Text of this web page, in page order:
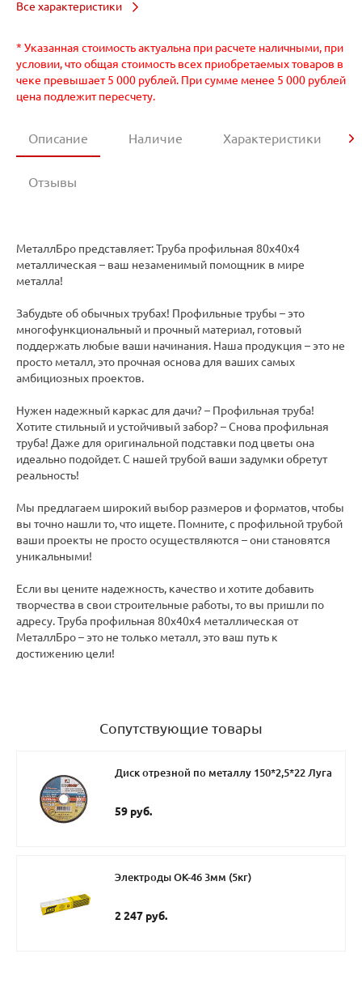
Все характеристики
* Указанная стоимость актуальна при расчете наличными, при
условии, что общая стоимость всех приобретаемых товаров в
чеке превышает 5 000 рублей. При сумме менее 5 000 рублей
цена подлежит пересчету.
Описание Наличие Характеристики
Отзывы
МеталлБро представляет: Труба профильная 80х40х4
металлическая – ваш незаменимый помощник в мире
металла!
Забудьте об обычных трубах! Профильные трубы – это
многофункциональный и прочный материал, готовый
поддержать любые ваши начинания. Наша продукция – это не
просто металл, это прочная основа для ваших самых
амбициозных проектов.
Нужен надежный каркас для дачи? – Профильная труба!
Хотите стильный и устойчивый забор? – Снова профильная
труба! Даже для оригинальной подставки под цветы она
идеально подойдет. С нашей трубой ваши задумки обретут
реальность!
Мы предлагаем широкий выбор размеров и форматов, чтобы
вы точно нашли то, что ищете. Помните, с профильной трубой
ваши проекты не просто осуществляются – они становятся
уникальными!
Если вы цените надежность, качество и хотите добавить
творчества в свои строительные работы, то вы пришли по
адресу. Труба профильная 80х40х4 металлическая от
МеталлБро – это не только металл, это ваш путь к
достижению цели!
Сопутствующие товары
Диск отрезной по металлу 150*2,5*22 Луга
59 руб.
Электроды ОК-46 3мм (5кг)
2 247 руб.